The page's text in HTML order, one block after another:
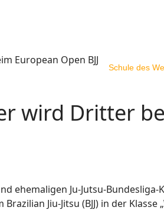
Schule des
wird Dritter
ehemaligen Ju-Jutsu-
Jiu-Jitsu (BJJ) in der